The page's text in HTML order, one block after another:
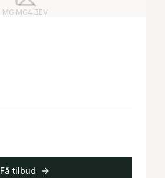
MG MG4 BEV
Få tilbud